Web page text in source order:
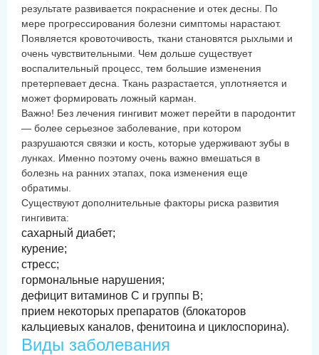
результате развивается покраснение и отек десны. По
мере прогрессирования болезни симптомы нарастают.
Появляется кровоточивость, ткани становятся рыхлыми и
очень чувствительными. Чем дольше существует
воспалительный процесс, тем большие изменения
претерпевает десна. Ткань разрастается, уплотняется и
может формировать ложный карман.
Важно! Без лечения гингивит может перейти в пародонтит
— более серьезное заболевание, при котором
разрушаются связки и кость, которые удерживают зубы в
лунках. Именно поэтому очень важно вмешаться в
болезнь на ранних этапах, пока изменения еще
обратимы.
Существуют дополнительные факторы риска развития
гингивита:
сахарный диабет;
курение;
стресс;
гормональные нарушения;
дефицит витаминов С и группы B;
прием некоторых препаратов (блокаторов
кальциевых каналов, фенитоина и циклоспорина).
Виды заболевания